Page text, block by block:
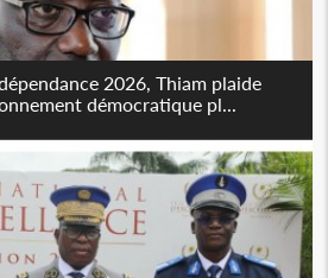
2026, Thiam plaide
démocratique pl...